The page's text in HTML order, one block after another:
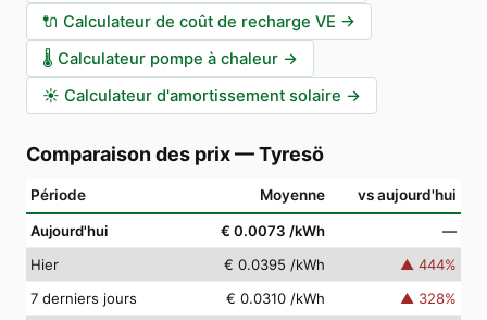
🔌 Calculateur de coût de recharge VE →
🌡️ Calculateur pompe à chaleur →
☀️ Calculateur d'amortissement solaire →
Comparaison des prix—Tyresö
Période Moyenne vs aujourd'hui
Aujourd'hui € 0.0073 /kWh
—
Hier
€ 0.0395 /kWh ▲ 444%
7 derniers jours
€ 0.0310 /kWh ▲ 328%